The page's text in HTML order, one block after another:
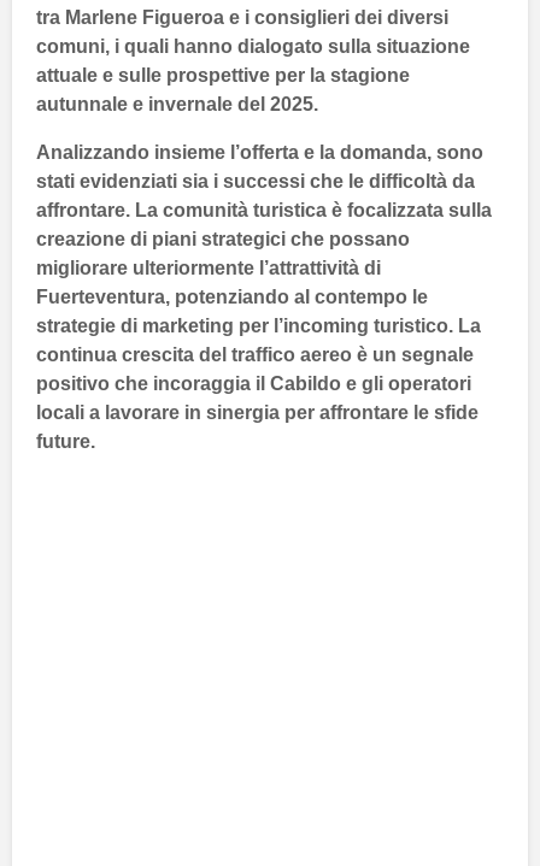
tra Marlene Figueroa e i consiglieri dei diversi
comuni, i quali hanno dialogato sulla situazione
attuale e sulle prospettive per la stagione
autunnale e invernale del 2025.
Analizzando insieme l’offerta e la domanda, sono
stati evidenziati sia i successi che le difficoltà da
affrontare. La comunità turistica è focalizzata sulla
creazione di piani strategici che possano
migliorare ulteriormente l’attrattività di
Fuerteventura, potenziando al contempo le
strategie di marketing per l’incoming turistico. La
continua crescita del traffico aereo è un segnale
positivo che incoraggia il Cabildo e gli operatori
locali a lavorare in sinergia per affrontare le sfide
future.